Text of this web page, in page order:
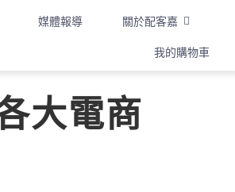
媒體報導 關於配客嘉
我的購物車
大電商